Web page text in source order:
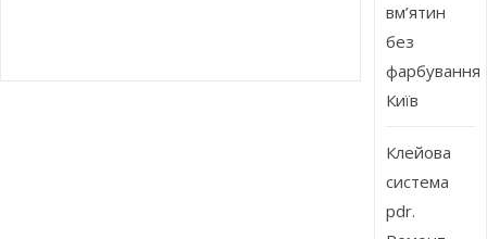
вм’ятин
без
фарбування
Київ
Клейова
система
pdr.